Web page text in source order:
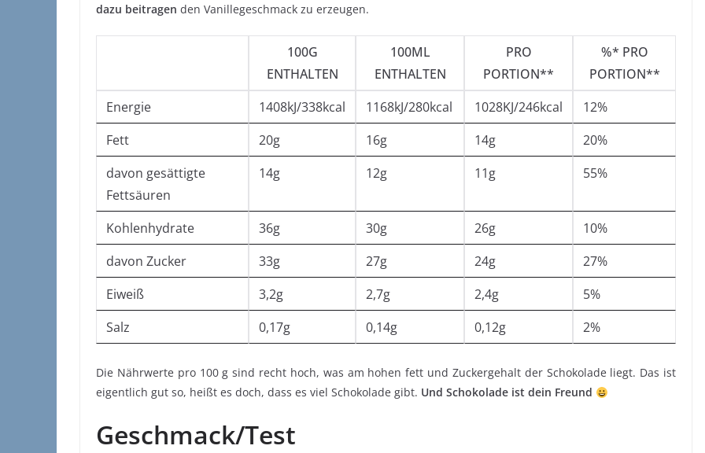
dazu beitragen den Vanillegeschmack zu erzeugen.
100G
ENTHALTEN
100ML
ENTHALTEN
PRO
PORTION**
%* PRO
PORTION**
Energie
1408kJ/338kcal 1168kJ/280kcal 1028KJ/246kcal
12%
Fett
20g 16g 14g
20%
davon gesättigte
Fettsäuren
14g 12g 11g 55%
Kohlenhydrate 36g 30g 26g
10%
davon Zucker
33g 27g 24g
27%
Eiweiß
3,2g 2,7g 2,4g
5%
Salz
0,17g 0,14g 0,12g 2%
Die Nährwerte pro 100 g sind recht hoch, was am hohen fett und Zuckergehalt der Schokolade liegt. Das ist
eigentlich gut so, heißt es doch, dass es viel Schokolade gibt. Und Schokolade ist dein Freund
Geschmack/Test